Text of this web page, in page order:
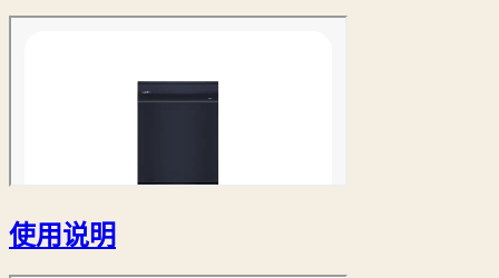
使用说明